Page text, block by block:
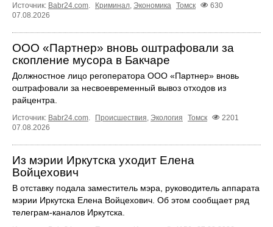
Источник: Babr24.com Криминал Экономика Томск
630
07.08.2026
ООО «Партнер» вновь оштрафовали за
скопление мусора в Бакчаре
Должностное лицо регоператора ООО «Партнер» вновь
оштрафовали за несвоевременный вывоз отходов из
райцентра.
Источник: Babr24.com Происшествия Экология Томск
2201
07.08.2026
Из мэрии Иркутска уходит Елена
Войцехович
В отставку подала заместитель мэра, руководитель аппарата
мэрии Иркутска Елена Войцехович. Об этом сообщает ряд
телеграм‑каналов Иркутска.